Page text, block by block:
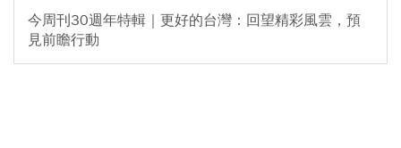
今周刊30週年特輯｜更好的台灣：回望精彩風雲，預
見前瞻行動